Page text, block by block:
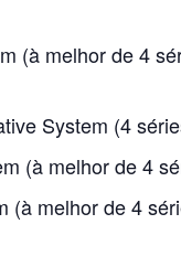
(à melhor de 4
System (4
(à melhor de 4
(à melhor de 4